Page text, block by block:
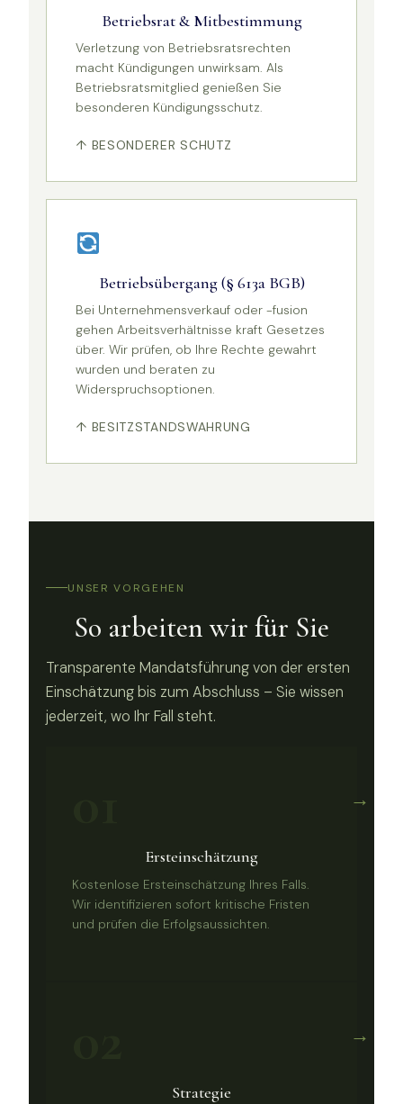
Betriebsrat & Mitbestimmung
Verletzung von Betriebsratsrechten
macht Kündigungen unwirksam. Als
Betriebsratsmitglied genießen Sie
besonderen Kündigungsschutz.
↑ BESONDERER SCHUTZ
Betriebsübergang (§ 613a BGB)
Bei Unternehmensverkauf oder -fusion
gehen Arbeitsverhältnisse kraft Gesetzes
über. Wir prüfen, ob Ihre Rechte gewahrt
wurden und beraten zu
Widerspruchsoptionen.
↑ BESITZSTANDSWAHRUNG
UNSER VORGEHEN
So arbeiten wir für Sie
Transparente Mandatsführung von der ersten
Einschätzung bis zum Abschluss – Sie wissen
jederzeit, wo Ihr Fall steht.
Ersteinschätzung
Kostenlose Ersteinschätzung Ihres Falls.
Wir identifizieren sofort kritische Fristen
und prüfen die Erfolgsaussichten.
→
Strategie
→